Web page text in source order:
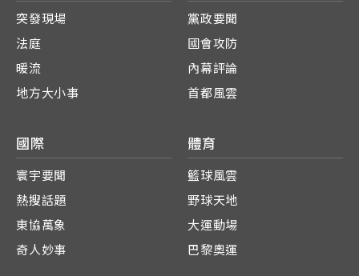
突發現場
法庭
暖流
地方大小事
黨政要聞
國會攻防
內幕評論
首都風雲
國際
寰宇要聞
熱搜話題
東協萬象
奇人妙事
體育
籃球風雲
野球天地
大運動場
巴黎奧運